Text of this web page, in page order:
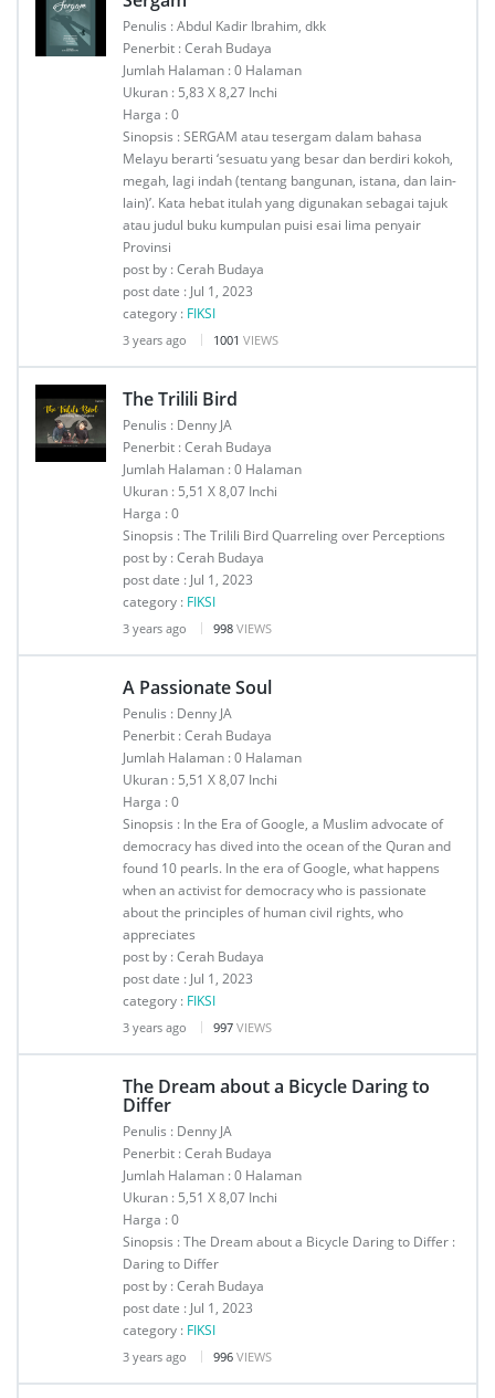
Penulis : Abdul Kadir Ibrahim, dkk
Penerbit : Cerah Budaya
Jumlah Halaman : 0 Halaman
Ukuran : 5,83 X 8,27 Inchi
Harga : 0
Sinopsis : SERGAM atau tesergam dalam bahasa
Melayu berarti ‘sesuatu yang besar dan berdiri kokoh,
megah, lagi indah (tentang bangunan, istana, dan lain-
lain)’. Kata hebat itulah yang digunakan sebagai tajuk
atau judul buku kumpulan puisi esai lima penyair
Provinsi
post by : Cerah Budaya
post date : Jul 1, 2023
category : FIKSI
3 years ago 1001 VIEWS
The Trilili Bird
Penulis : Denny JA
Penerbit : Cerah Budaya
Jumlah Halaman : 0 Halaman
Ukuran : 5,51 X 8,07 Inchi
Harga : 0
Sinopsis : The Trilili Bird Quarreling over Perceptions
post by : Cerah Budaya
post date : Jul 1, 2023
category : FIKSI
3 years ago 998 VIEWS
A Passionate Soul
Penulis : Denny JA
Penerbit : Cerah Budaya
Jumlah Halaman : 0 Halaman
Ukuran : 5,51 X 8,07 Inchi
Harga : 0
Sinopsis : In the Era of Google, a Muslim advocate of
democracy has dived into the ocean of the Quran and
found 10 pearls. In the era of Google, what happens
when an activist for democracy who is passionate
about the principles of human civil rights, who
appreciates
post by : Cerah Budaya
post date : Jul 1, 2023
category : FIKSI
3 years ago 997 VIEWS
The Dream about a Bicycle Daring to
Differ
Penulis : Denny JA
Penerbit : Cerah Budaya
Jumlah Halaman : 0 Halaman
Ukuran : 5,51 X 8,07 Inchi
Harga : 0
Sinopsis : The Dream about a Bicycle Daring to Differ :
Daring to Differ
post by : Cerah Budaya
post date : Jul 1, 2023
category : FIKSI
3 years ago 996 VIEWS